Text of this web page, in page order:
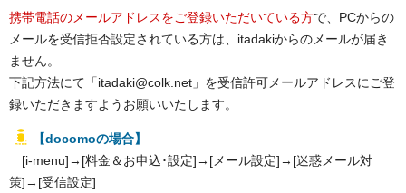
携帯電話のメールアドレスをご登録いただいている方で、PCからの
メールを受信拒否設定されている方は、itadakiからのメールが届き
ません。
下記方法にて「itadaki@colk.net」を受信許可メールアドレスにご登
録いただきますようお願いいたします。
【docomoの場合】
[i-menu]→[料金＆お申込･設定]→[メール設定]→[迷惑メール対
策]→[受信設定]